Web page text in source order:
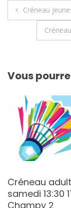
Créneau
Vous
Créneau
samedi 13:30
Champy 2